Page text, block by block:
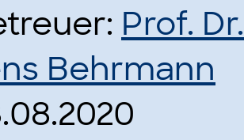
Prof.
Behrmann